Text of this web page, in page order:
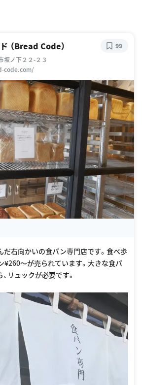
（Bread Code）
坂ノ下２２-２３
code.com/
99
だ右向かいの食パン専門店です。食べ歩
¥260〜が売られています。大きな食パ
リュックが必要です。